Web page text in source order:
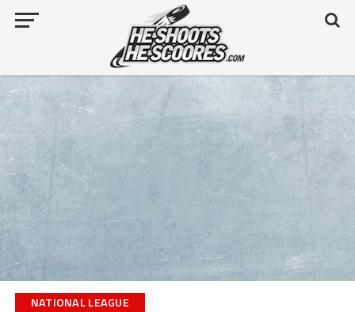
NATIONAL LEAGUE